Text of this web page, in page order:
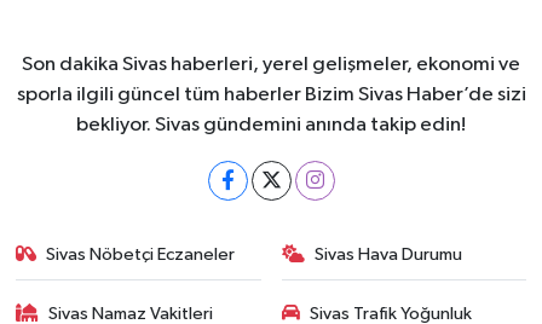
Son dakika Sivas haberleri, yerel gelişmeler, ekonomi ve
sporla ilgili güncel tüm haberler Bizim Sivas Haber’de sizi
bekliyor. Sivas gündemini anında takip edin!
Sivas Nöbetçi Eczaneler Sivas Hava Durumu
Sivas Namaz Vakitleri
Sivas Trafik Yoğunluk